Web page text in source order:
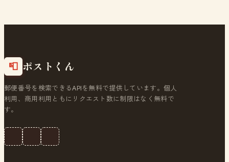
📮 ポストくん
郵便番号を検索できるAPIを無料で提供しています。個人
利用、商用利用ともにリクエスト数に制限はなく無料で
す。